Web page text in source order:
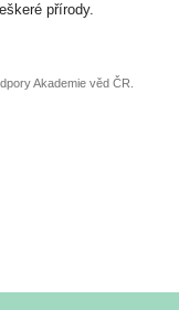
přírody.
Akademie věd ČR.